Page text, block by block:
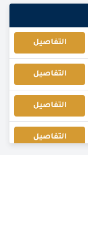
التفاصيل
التفاصيل
التفاصيل
التفاصيل